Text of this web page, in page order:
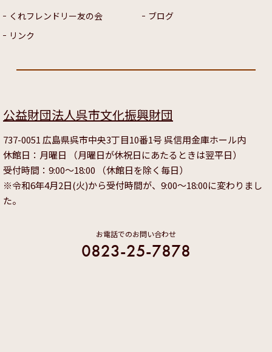
くれフレンドリー友の会
リンク
ブログ
公益財団法人呉市文化振興財団
737-0051 広島県呉市中央3丁目10番1号 呉信用金庫ホール内
休館日：月曜日 （月曜日が休祝日にあたるときは翌平日）
受付時間：9:00～18:00 （休館日を除く毎日）
※令和6年4月2日(火)から受付時間が、9:00～18:00に変わりまし
た。
お電話でのお問い合わせ
0823-25-7878